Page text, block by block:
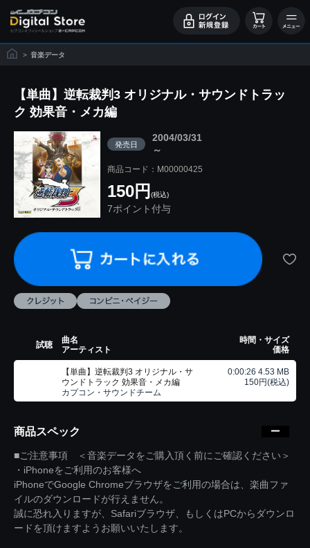
> 音楽データ
【単曲】逆転裁判3 オリジナル・サウンドトラッ
ク 効果音・メカ編
発売日
2004/03/31
～
商品コード：M00000425
150円 (税込)
7ポイント付与
試聴
曲名
アーティスト
時間・サイズ
価格
【単曲】逆転裁判3 オリジナル・サ
ウンドトラック 効果音・メカ編
カプコン・サウンドチーム
0:00:26 4.53 MB
150円(税込)
商品スペック
■ご注意事項 ＜音楽データをご購入頂く前にご確認ください＞
・iPhoneをご利用のお客様へ
iPhoneでGoogle Chromeブラウザをご利用の場合は、楽曲ファ
イルのダウンロードが行えません。
誠に恐れ入りますが、Safariブラウザ、もしくはPCからダウンロ
ードを頂けますようお願いいたします。